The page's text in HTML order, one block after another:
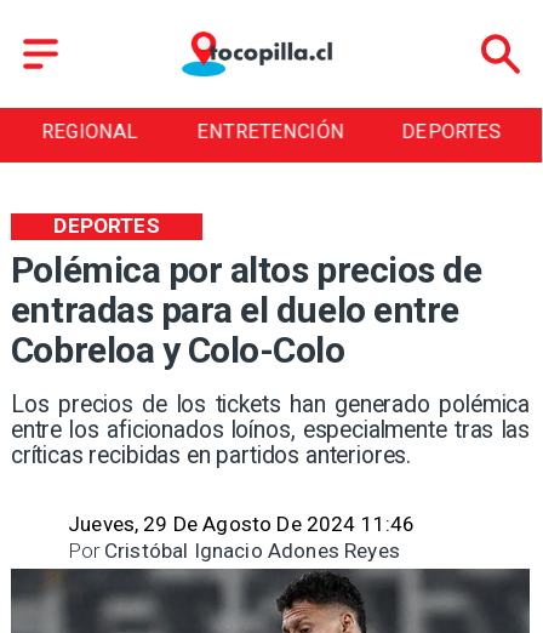
REGIONAL ENTRETENCIÓN DEPORTES
Polémica por altos precios de
entradas para el duelo entre
Cobreloa y Colo-Colo
​Los precios de los tickets han generado polémica
entre los aficionados loínos, especialmente tras las
críticas recibidas en partidos anteriores.
DEPORTES
Jueves, 29 De Agosto De 2024 11:46
Cristóbal Ignacio Adones Reyes
Por